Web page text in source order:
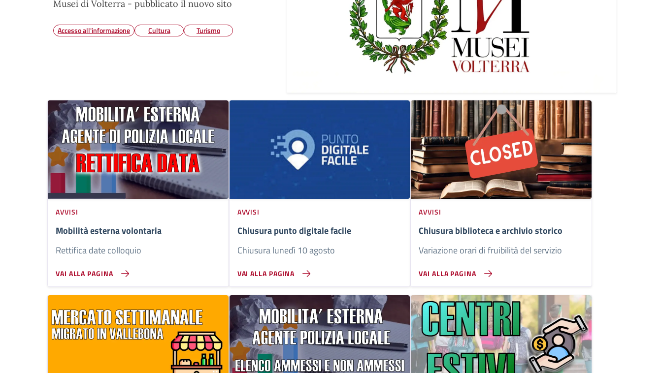
Musei di Volterra - pubblicato il nuovo sito
Accesso all'informazione Cultura Turismo
AVVISI
Mobilità esterna volontaria
Rettifica date colloquio
VAI ALLA PAGINA
AVVISI
Chiusura punto digitale facile
Chiusura lunedì 10 agosto
VAI ALLA PAGINA
AVVISI
Chiusura biblioteca e archivio storico
Variazione orari di fruibilità del servizio
VAI ALLA PAGINA